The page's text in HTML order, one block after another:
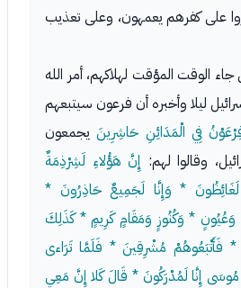
على كفرهم يعمهون، وعلى تعذيب
الوقت المؤقت لهلاكهم، أمر الله
ليلا وأخبره أن فرعون سيتبعهم
فِي الْمَدَائِنِ حَاشِرِينَيجمعون
وقالوا لهم: إِنَّ هَؤُلاءِ لَشِرْذِمَةٌ
* وَإِنَّا لَجَمِيعٌ حَاذِرُونَ *
* وَكُنُوزٍ وَمَقَامٍ كَرِيمٍ * كَذَلِكَ
* فَأَتْبَعُوهُمْ مُشْرِقِينَ * فَلَمَّا تَرَاءى
إِنَّا لَمُدْرَكُونَ * قَالَ كَلا إِنَّ مَعِي